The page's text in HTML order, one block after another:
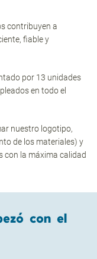
contribuyen a
fiable y
por 13 unidades
en todo el
nuestro logotipo,
de los materiales) y
con la máxima calidad
con el